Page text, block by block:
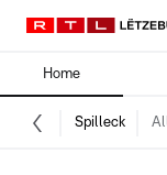
Home
Spilleck